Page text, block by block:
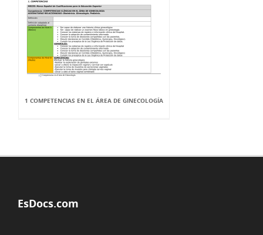
1 COMPETENCIAS EN EL ÁREA DE GINECOLOGÍA
EsDocs.com